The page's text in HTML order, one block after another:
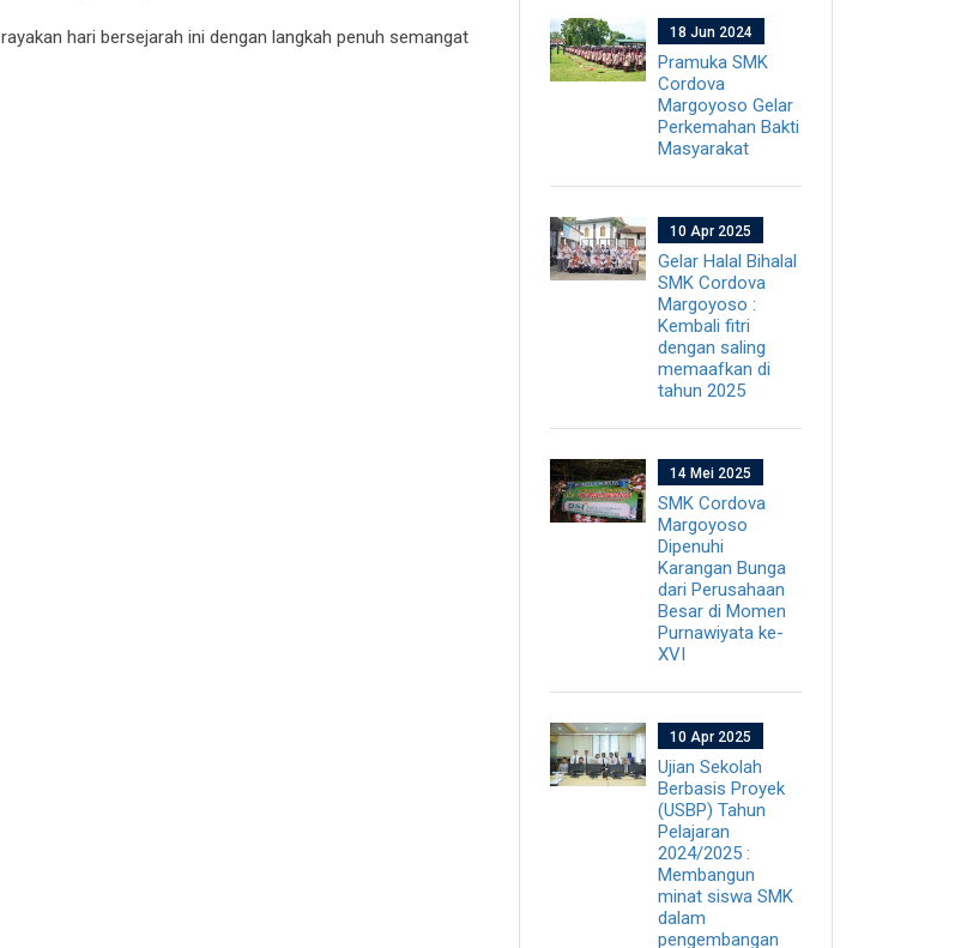
hari bersejarah ini dengan langkah penuh semangat
18 Jun 2024
Pramuka SMK
Cordova
Margoyoso Gelar
Perkemahan Bakti
Masyarakat
10 Apr 2025
Gelar Halal Bihalal
SMK Cordova
Margoyoso :
Kembali fitri
dengan saling
memaafkan di
tahun 2025
14 Mei 2025
SMK Cordova
Margoyoso
Dipenuhi
Karangan Bunga
dari Perusahaan
Besar di Momen
Purnawiyata ke-
XVI
10 Apr 2025
Ujian Sekolah
Berbasis Proyek
(USBP) Tahun
Pelajaran
2024/2025 :
Membangun
minat siswa SMK
dalam
pengembangan